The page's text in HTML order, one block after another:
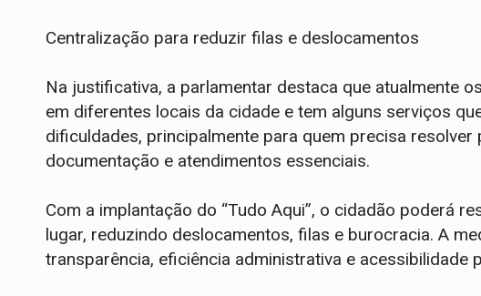
Centralização para reduzir filas e deslocamentos
Na justificativa, a parlamentar destaca que atualmente
em diferentes locais da cidade e tem alguns serviços
dificuldades, principalmente para quem precisa resolver
documentação e atendimentos essenciais.
Com a implantação do “Tudo Aqui”, o cidadão poderá
lugar, reduzindo deslocamentos, filas e burocracia. A
transparência, eficiência administrativa e acessibilidade